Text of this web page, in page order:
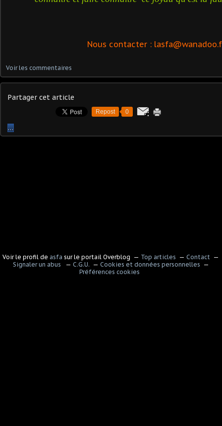
Nous contacter :
Voir les commentaires
Partager cet article
Repost 0
…
Voir le profil de asfa sur le portail Overblog Top articles
Contact
Signaler un abus
C.G.U.
Cookies et données personnelles
Préférences cookies